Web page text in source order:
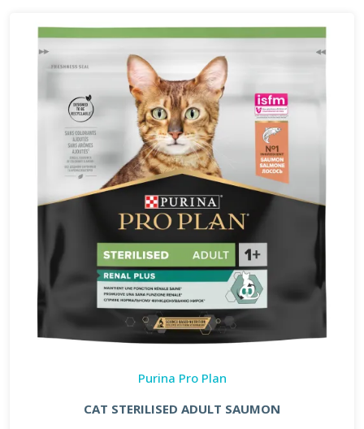
Purina Pro Plan
CAT STERILISED ADULT SAUMON